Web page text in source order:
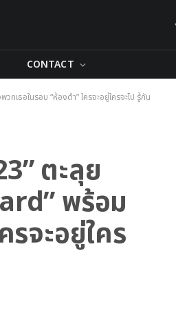
CONTACT
อในรอบ “ห้องดำ” ใครจะอยู่ใครจะไป รู้กัน
ตะลุย
พร้อม
จะอยู่ใคร